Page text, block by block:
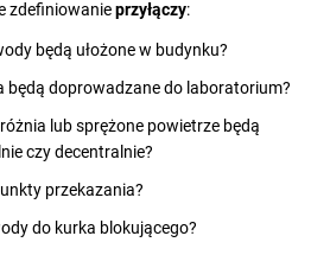
zdefiniowanieprzyłączy:
będą ułożone w budynku?
będą doprowadzane do laboratorium?
lub sprężone powietrze będą
czy decentralnie?
przekazania?
do kurka blokującego?